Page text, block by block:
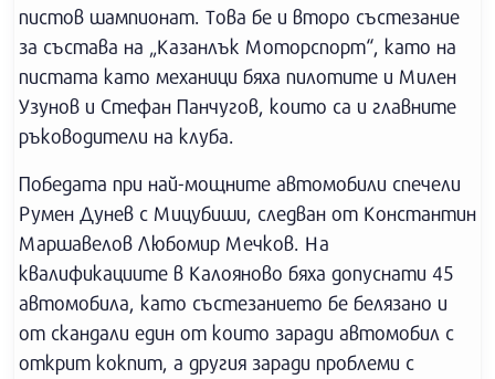
пистов шампионат. Това бе и второ състезание
за състава на „Казанлък Моторспорт“, като на
пистата като механици бяха пилотите и Милен
Узунов и Стефан Панчугов, които са и главните
ръководители на клуба.
Победата при най-мощните автомобили спечели
Румен Дунев с Мицубиши, следван от Константин
Маршавелов Любомир Мечков. На
квалификациите в Калояново бяха допуснати 45
автомобила, като състезанието бе белязано и
от скандали един от които заради автомобил с
открит кокпит, а другия заради проблеми с